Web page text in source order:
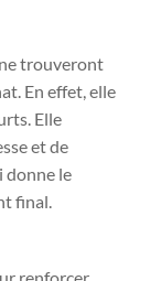
ne trouveront
En effet, elle
Elle
et de
donne le
final.